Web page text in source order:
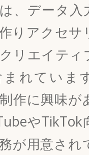
、データ入
りアクセサ
リエイティ
れていま
作に興味が
やTikTok
が用意され